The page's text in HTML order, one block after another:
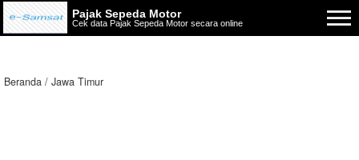
Pajak Sepeda Motor
Cek data Pajak Sepeda Motor secara online
Beranda Jawa Timur